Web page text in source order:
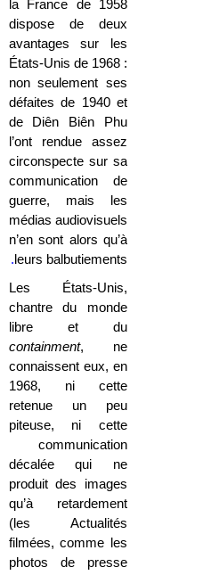
la France de 1958
dispose de deux
avantages sur les
États-Unis de 1968 :
non seulement ses
défaites de 1940 et
de Diên Biên Phu
l’ont rendue assez
circonspecte sur sa
communication de
guerre, mais les
médias audiovisuels
n’en sont alors qu’à
leurs balbutiements
.
Les États-Unis,
chantre du monde
libre et du
containment, ne
connaissent eux, en
1968, ni cette
retenue un peu
piteuse, ni cette
communication
décalée qui ne
produit des images
qu’à retardement
(les Actualités
filmées, comme les
photos de presse